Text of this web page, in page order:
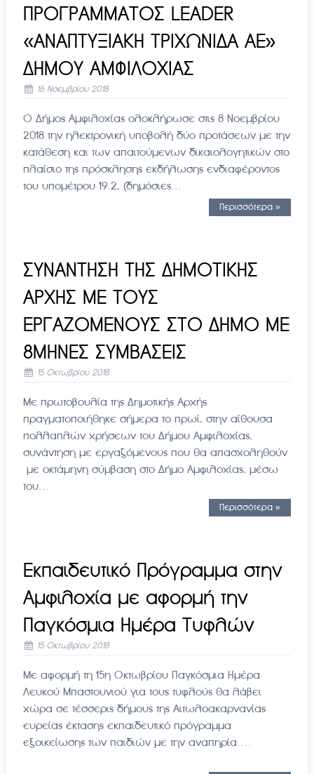
ΠΡΟΓΡΑΜΜΑΤΟΣ LEADER
«ΑΝΑΠΤΥΞΙΑΚΗ ΤΡΙΧΩΝΙΔΑ ΑΕ»
ΔΗΜΟΥ ΑΜΦΙΛΟΧΙΑΣ
16 Νοεμβρίου 2018
Ο Δήμος Αμφιλοχίας ολοκλήρωσε στις 8 Νοεμβρίου
2018 την ηλεκτρονική υποβολή δύο προτάσεων με την
κατάθεση και των απαιτούμενων δικαιολογητικών στο
πλαίσιο της πρόσκλησης εκδήλωσης ενδιαφέροντος
του υπομέτρου 19.2, (δημόσιες…
Περισσότερα »
ΣΥΝΑΝΤΗΣΗ ΤΗΣ ΔΗΜΟΤΙΚΗΣ
ΑΡΧΗΣ ΜΕ ΤΟΥΣ
ΕΡΓΑΖΟΜΕΝΟΥΣ ΣΤΟ ΔΗΜΟ ΜΕ
8ΜΗΝΕΣ ΣΥΜΒΑΣΕΙΣ
15 Οκτωβρίου 2018
Με πρωτοβουλία της Δημοτικής Αρχής
πραγματοποιήθηκε σήμερα το πρωί, στην αίθουσα
πολλαπλών χρήσεων του Δήμου Αμφιλοχίας,
συνάντηση με εργαζόμενους που θα απασχοληθούν
με οκτάμηνη σύμβαση στο Δήμο Αμφιλοχίας, μέσω
του…
Περισσότερα »
Εκπαιδευτικό Πρόγραμμα στην
Αμφιλοχία με αφορμή την
Παγκόσμια Ημέρα Τυφλών
15 Οκτωβρίου 2018
Με αφορμή τη 15η Οκτωβρίου Παγκόσμια Ημέρα
Λευκού Μπαστουνιού για τους τυφλούς θα λάβει
χώρα σε τέσσερις δήμους της Αιτωλοακαρνανίας
ευρείας έκτασης εκπαιδευτικό πρόγραμμα
εξοικείωσης των παιδιών με την αναπηρία….